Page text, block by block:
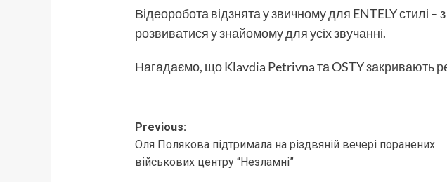
Відеоробота відзнята у звичному для ENTELY стилі –
розвиватися у знайомому для усіх звучанні.
Нагадаємо, що Klavdia Petrivna та OSTYзакривають
Post
navigation
Previous:
Оля Полякова підтримала на різдвяній вечері поранених
військових центру “Незламні”